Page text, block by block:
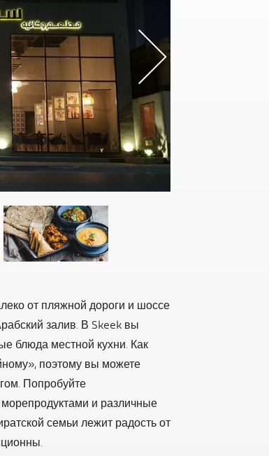
от пляжной дороги и шоссе
залив. В Skeek вы
блюда местной кухни. Как
поэтому вы можете
Попробуйте
и различные
семьи лежит радость от